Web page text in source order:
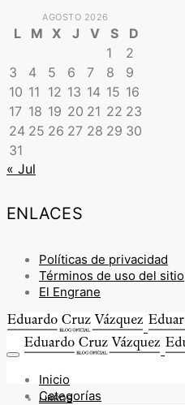
AGOSTO 2026
L M X J V S
D
1
2
3
4 5 6 7 8
9
10 11 12 13 14 15 16
17 18 19 20 21 22 23
24 25 26 27 28 29 30
31
« Jul
ENLACES
Políticas de privacidad
Términos de uso del sitio
El Engrane
Inicio
Categorías
LIBROS